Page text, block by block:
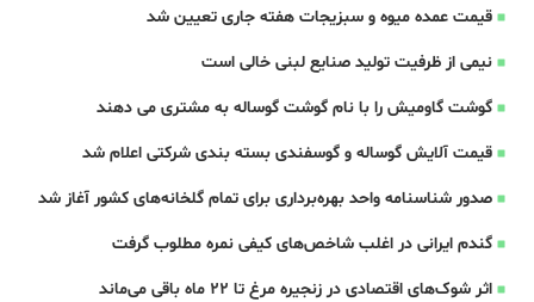
قیمت عمده میوه و سبزیجات هفته جاری تعیین شد
نیمی از ظرفیت تولید صنایع لبنی خالی است
گوشت گاومیش را با نام گوشت گوساله به مشتری می دهند
قیمت آلایش گوساله و گوسفندی بسته بندی شرکتی اعلام شد
صدور شناسنامه واحد بهره‌برداری برای تمام گلخانه‌های کشور آغاز شد
گندم ایرانی در اغلب شاخص‌های کیفی نمره مطلوب گرفت
اثر شوک‌های اقتصادی در زنجیره مرغ تا 22 ماه باقی می‌ماند